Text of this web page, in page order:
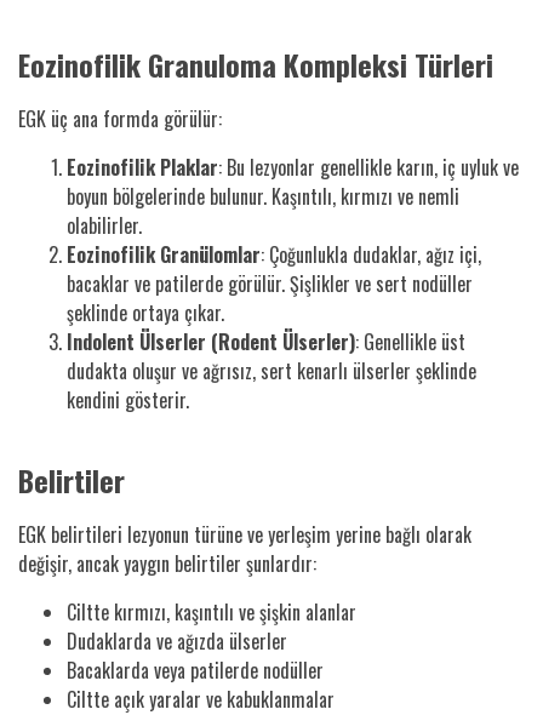
Eozinofilik Granuloma Kompleksi Türleri
EGK üç ana formda görülür:
Eozinofilik Plaklar: Bu lezyonlar genellikle karın, iç uyluk ve
boyun bölgelerinde bulunur. Kaşıntılı, kırmızı ve nemli
olabilirler.
Eozinofilik Granülomlar: Çoğunlukla dudaklar, ağız içi,
bacaklar ve patilerde görülür. Şişlikler ve sert nodüller
şeklinde ortaya çıkar.
Indolent Ülserler (Rodent Ülserler): Genellikle üst
dudakta oluşur ve ağrısız, sert kenarlı ülserler şeklinde
kendini gösterir.
Belirtiler
EGK belirtileri lezyonun türüne ve yerleşim yerine bağlı olarak
değişir, ancak yaygın belirtiler şunlardır:
Ciltte kırmızı, kaşıntılı ve şişkin alanlar
Dudaklarda ve ağızda ülserler
Bacaklarda veya patilerde nodüller
Ciltte açık yaralar ve kabuklanmalar